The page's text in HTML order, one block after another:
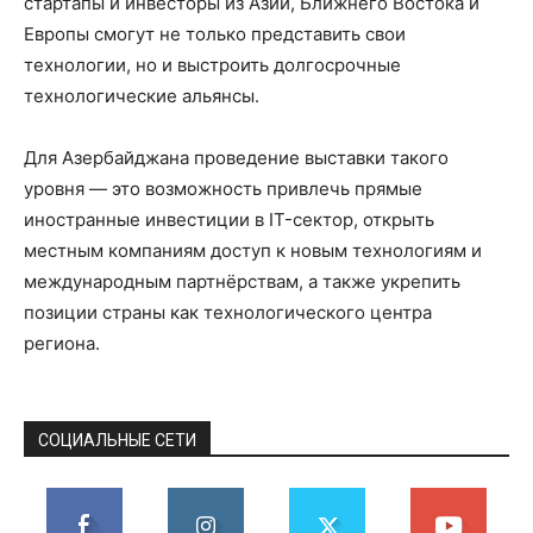
Европы смогут не только представить свои
технологии, но и выстроить долгосрочные
технологические альянсы.
Для Азербайджана проведение выставки такого
уровня — это возможность привлечь прямые
иностранные инвестиции в IT-сектор, открыть
местным компаниям доступ к новым технологиям и
международным партнёрствам, а также укрепить
позиции страны как технологического центра
региона.
СОЦИАЛЬНЫЕ СЕТИ